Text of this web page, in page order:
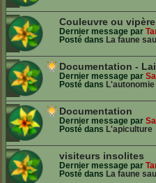
Couleuvre ou
Dernier message par
Posté dans La faune
Documentation -
Dernier message par
Posté dans
Documentation
Dernier message par
Posté dans L'apiculture
visiteurs insolites
Dernier message par
Posté dans La faune